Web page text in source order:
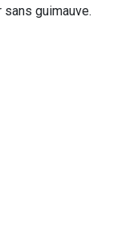
sans guimauve.